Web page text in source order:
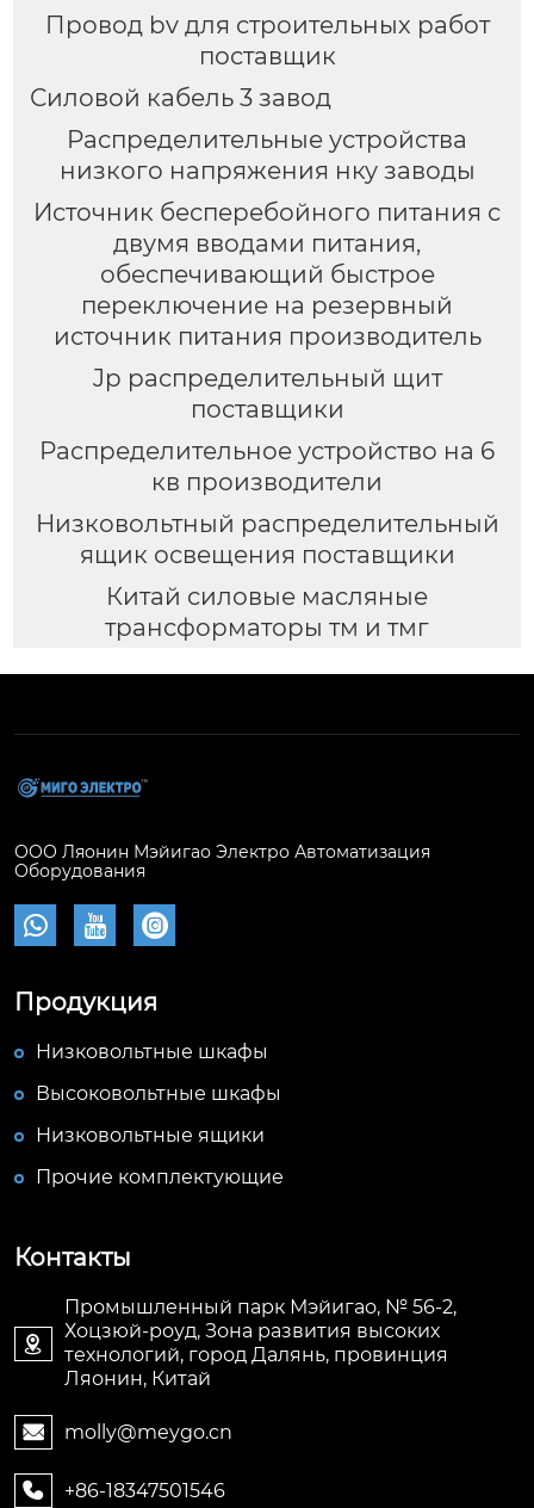
Провод bv для строительных работ
поставщик
Силовой кабель 3 завод
Распределительные устройства
низкого напряжения нку заводы
Источник бесперебойного питания с
двумя вводами питания,
обеспечивающий быстрое
переключение на резервный
источник питания производитель
Jp распределительный щит
поставщики
Распределительное устройство на 6
кв производители
Низковольтный распределительный
ящик освещения поставщики
Китай силовые масляные
трансформаторы тм и тмг
ООО Ляонин Мэйигао Электро Автоматизация
Оборудования
  
Продукция
Низковольтные шкафы
Высоковольтные шкафы
Низковольтные ящики
Прочие комплектующие
Контакты

Промышленный парк Мэйигао, № 56-2,
Хоцзюй-роуд, Зона развития высоких
технологий, город Далянь, провинция
Ляонин, Китай
 molly@meygo.cn
 +86-18347501546